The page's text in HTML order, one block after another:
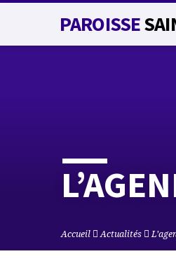
PAROISSE
Accueil Actualités